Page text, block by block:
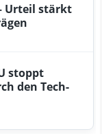
Urteil stärkt
stoppt
den Tech-